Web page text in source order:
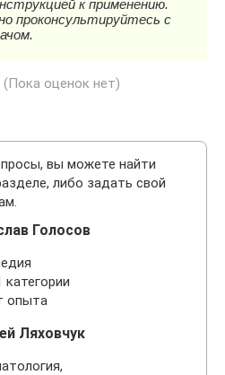
(Пока оценок нет)
вы можете найти
либо задать свой
Голосов
категории
опыта
Ляховчук